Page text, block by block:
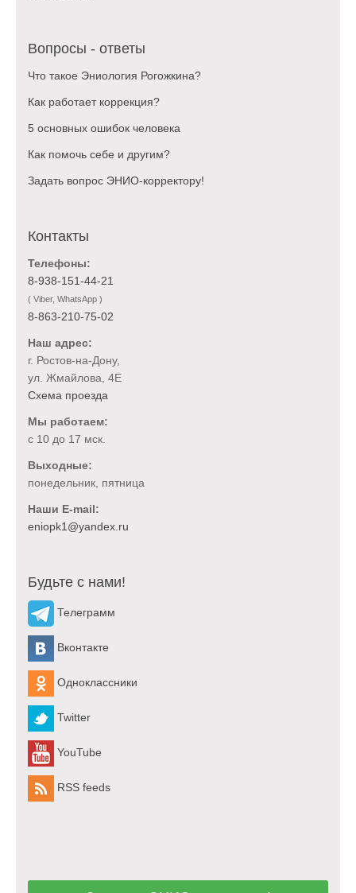
Вопросы - ответы
Что такое Эниология Рогожкина?
Как работает коррекция?
5 основных ошибок человека
Как помочь себе и другим?
Задать вопрос ЭНИО-корректору!
Контакты
Телефоны:
8-938-151-44-21
( Viber, WhatsApp )
8-863-210-75-02
Наш адрес:
г. Ростов-на-Дону,
ул. Жмайлова, 4Е
Схема проезда
Мы работаем:
с 10 до 17 мск.
Выходные:
понедельник, пятница
Наши E-mail:
Будьте с нами!
Телеграмм
Вконтакте
Одноклассники
Twitter
YouTube
RSS feeds